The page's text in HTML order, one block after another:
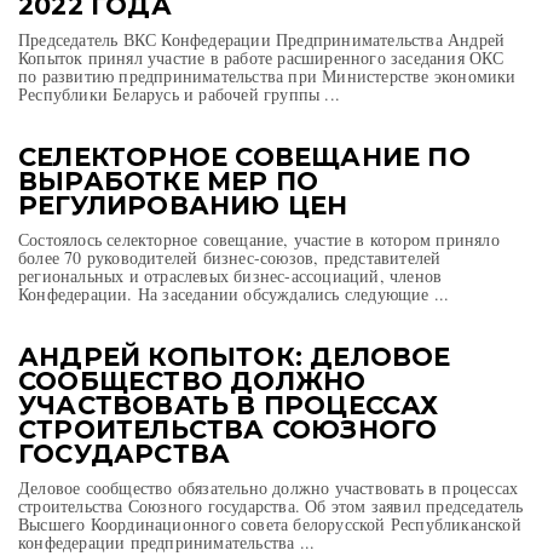
Председатель ВКС Конфедерации Предпринимательства Андрей
Копыток принял участие в работе расширенного заседания ОКС
по развитию предпринимательства при Министерстве экономики
Республики Беларусь и рабочей группы ...
СЕЛЕКТОРНОЕ СОВЕЩАНИЕ ПО
ВЫРАБОТКЕ МЕР ПО
РЕГУЛИРОВАНИЮ ЦЕН
Состоялось селекторное совещание, участие в котором приняло
более 70 руководителей бизнес-союзов, представителей
региональных и отраслевых бизнес-ассоциаций, членов
Конфедерации. На заседании обсуждались следующие ...
АНДРЕЙ КОПЫТОК: ДЕЛОВОЕ
СООБЩЕСТВО ДОЛЖНО
УЧАСТВОВАТЬ В ПРОЦЕССАХ
СТРОИТЕЛЬСТВА СОЮЗНОГО
ГОСУДАРСТВА
Деловое сообщество обязательно должно участвовать в процессах
строительства Союзного государства. Об этом заявил председатель
Высшего Координационного совета белорусской Республиканской
конфедерации предпринимательства ...